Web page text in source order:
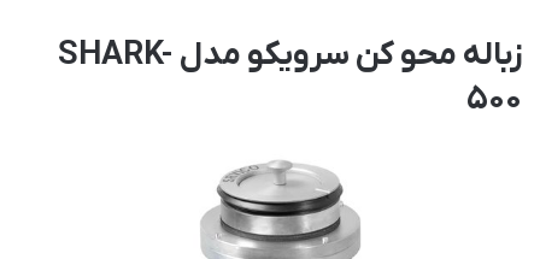
زباله محو کن سرویکو مدل SHARK-
500